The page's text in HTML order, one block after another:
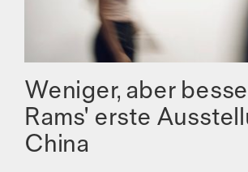
Weniger, aber
Rams' erste
China